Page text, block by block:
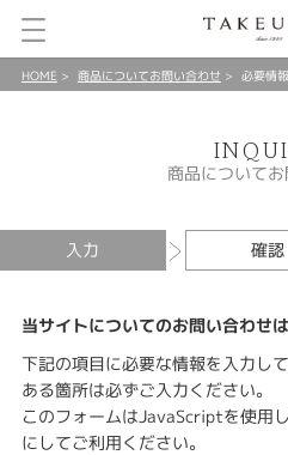
HOME 商品についてお問い合わせ 必要情
商品について
入力 確認
当サイトについてのお問い合わせ
下記の項目に必要な情報を入力し
ある箇所は必ずご入力ください。
このフォームはJavaScriptを使用
にしてご利用ください。